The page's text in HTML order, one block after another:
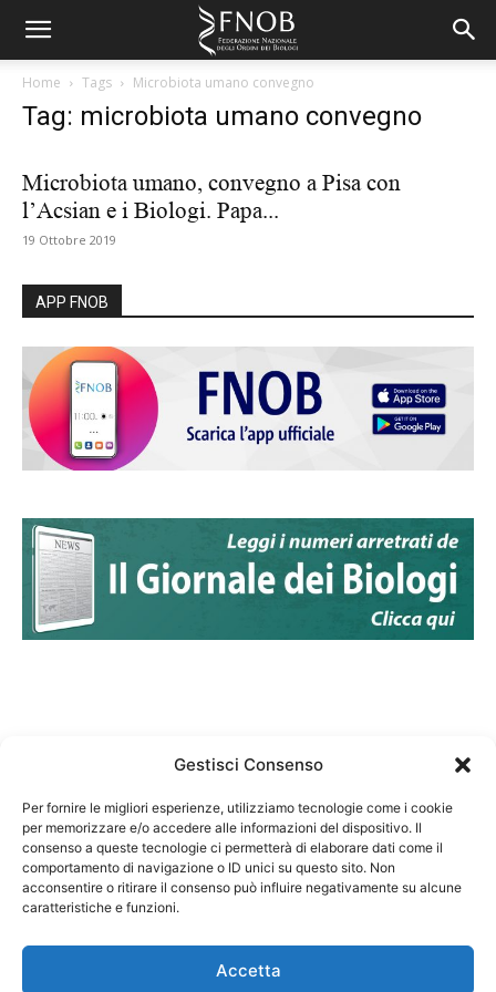
Gestisci Consenso
Per fornire le migliori esperienze, utilizziamo tecnologie come i cookie
per memorizzare e/o accedere alle informazioni del dispositivo. Il
consenso a queste tecnologie ci permetterà di elaborare dati come il
comportamento di navigazione o ID unici su questo sito. Non
acconsentire o ritirare il consenso può influire negativamente su alcune
caratteristiche e funzioni.
Accetta
Home Tags Microbiota umano convegno
Tag: microbiota umano convegno
Microbiota umano, convegno a Pisa con
l’Acsian e i Biologi. Papa...
19 Ottobre 2019
APP FNOB
Federazione Nazionale Degli Ordini dei Biologi:
codice fiscale 80069130583
Responsabile sito internet www.fnob.it: Vincenzo